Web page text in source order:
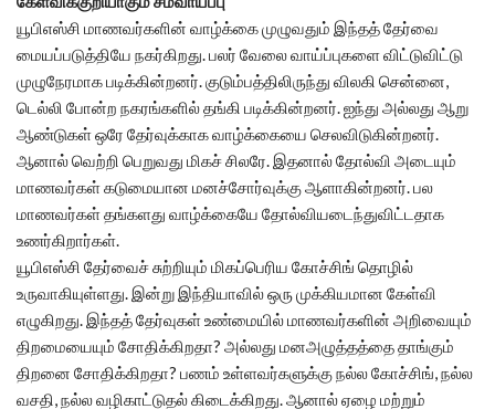
யூபிஎஸ்சி மாணவர்களின் வாழ்க்கை முழுவதும் இந்தத் தேர்வை
மையப்படுத்தியே நகர்கிறது. பலர் வேலை வாய்ப்புகளை விட்டுவிட்டு
முழுநேரமாக படிக்கின்றனர். குடும்பத்திலிருந்து விலகி சென்னை,
டெல்லி போன்ற நகரங்களில் தங்கி படிக்கின்றனர். ஐந்து அல்லது ஆறு
ஆண்டுகள் ஒரே தேர்வுக்காக வாழ்க்கையை செலவிடுகின்றனர்.
ஆனால் வெற்றி பெறுவது மிகச் சிலரே. இதனால் தோல்வி அடையும்
மாணவர்கள் கடுமையான மனச்சோர்வுக்கு ஆளாகின்றனர். பல
மாணவர்கள் தங்களது வாழ்க்கையே தோல்வியடைந்துவிட்டதாக
உணர்கிறார்கள்.
யூபிஎஸ்சி தேர்வைச் சுற்றியும் மிகப்பெரிய கோச்சிங் தொழில்
உருவாகியுள்ளது. இன்று இந்தியாவில் ஒரு முக்கியமான கேள்வி
எழுகிறது. இந்தத் தேர்வுகள் உண்மையில் மாணவர்களின் அறிவையும்
திறமையையும் சோதிக்கிறதா? அல்லது மனஅழுத்தத்தை தாங்கும்
திறனை சோதிக்கிறதா? பணம் உள்ளவர்களுக்கு நல்ல கோச்சிங், நல்ல
வசதி, நல்ல வழிகாட்டுதல் கிடைக்கிறது. ஆனால் ஏழை மற்றும்